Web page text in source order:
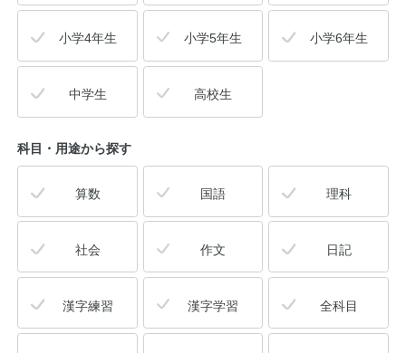
小学4年生 小学5年生 小学6年生
中学生 高校生
科目・用途から探す
算数 国語 理科
社会 作文 日記
漢字練習 漢字学習 全科目